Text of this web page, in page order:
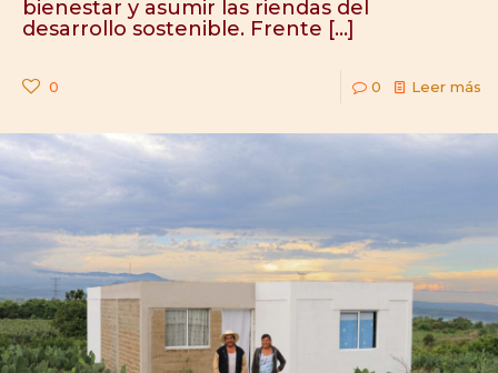
bienestar y asumir las riendas del
desarrollo sostenible. Frente […]
0 0 Leer más